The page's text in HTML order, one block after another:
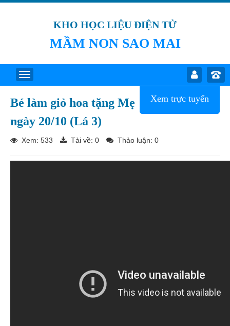
KHO HỌC LIỆU ĐIỆN TỬ
MẦM NON SAO MAI
Xem trực tuyến
Bé làm giỏ hoa tặng Mẹ
ngày 20/10 (Lá 3)
Xem: 533 Tải về: 0 Thảo luận: 0